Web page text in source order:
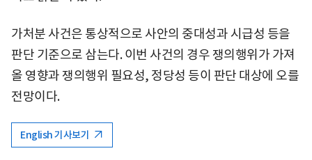
가처분 사건은 통상적으로 사안의 중대성과 시급성 등을
판단 기준으로 삼는다. 이번 사건의 경우 쟁의행위가 가져
올 영향과 쟁의행위 필요성, 정당성 등이 판단 대상에 오를
전망이다.
English 기사보기